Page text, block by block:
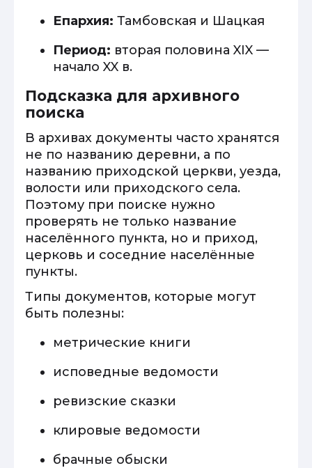
Епархия: Тамбовская и Шацкая
Период: вторая половина XIX —
начало XX в.
Подсказка для архивного
поиска
В архивах документы часто хранятся
не по названию деревни, а по
названию приходской церкви, уезда,
волости или приходского села.
Поэтому при поиске нужно
проверять не только название
населённого пункта, но и приход,
церковь и соседние населённые
пункты.
Типы документов, которые могут
быть полезны:
метрические книги
исповедные ведомости
ревизские сказки
клировые ведомости
брачные обыски